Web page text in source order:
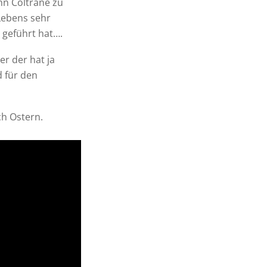
sehr
geführt hat….
der hat ja
für den
Ostern.